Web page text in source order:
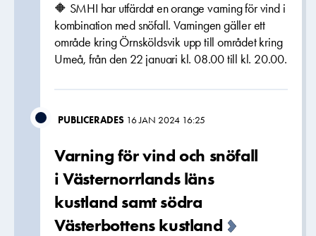
🔶 SMHI har utfärdat en orange varning för vind i
kombination med snöfall. Varningen gäller ett
område kring Örnsköldsvik upp till området kring
Umeå, från den 22 januari kl. 08.00 till kl. 20.00.
PUBLICERADES 16 JAN 2024 16:25
Varning för vind och snöfall
i Västernorrlands läns
kustland samt södra
Västerbottens kustland